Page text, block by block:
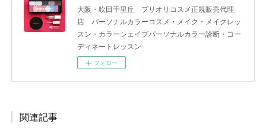
大阪・吹田千里丘 プリオリコスメ正規販売代理
店 パーソナルカラーコスメ・メイク・メイクレッ
スン・カラーシェイプパーソナルカラー診断・コー
ディネートレッスン
フォロー
関連記事